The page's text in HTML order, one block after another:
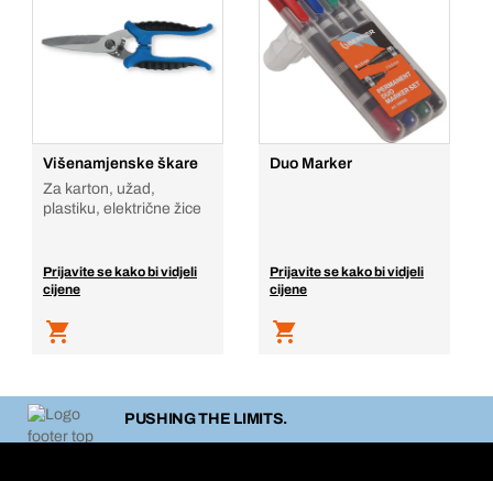
Višenamjenske škare
Za karton, užad,
plastiku, električne žice
Prijavite se kako bi vidjeli
cijene
Duo Marker
Prijavite se kako bi vidjeli
cijene
PUSHING THE LIMITS.